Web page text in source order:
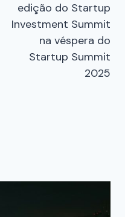
edição do Startup
Investment Summit
na véspera do
Startup Summit
2025